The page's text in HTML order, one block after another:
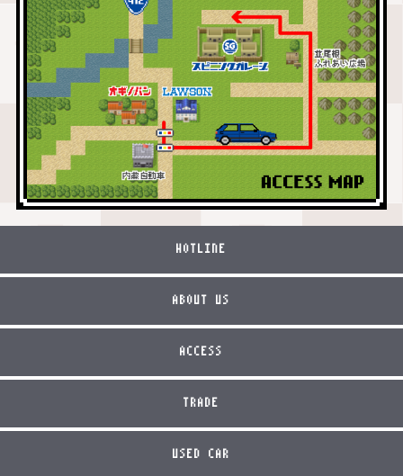
HOTLINE
ABOUT US
ACCESS
TRADE
USED CAR